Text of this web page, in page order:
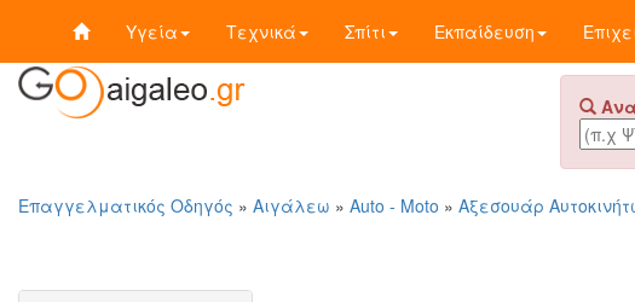
Υγεία Τεχνικά Σπίτι Εκπαίδευση
Επαγγελματικός Οδηγός » Αιγάλεω » Auto - Moto » Αξεσουάρ